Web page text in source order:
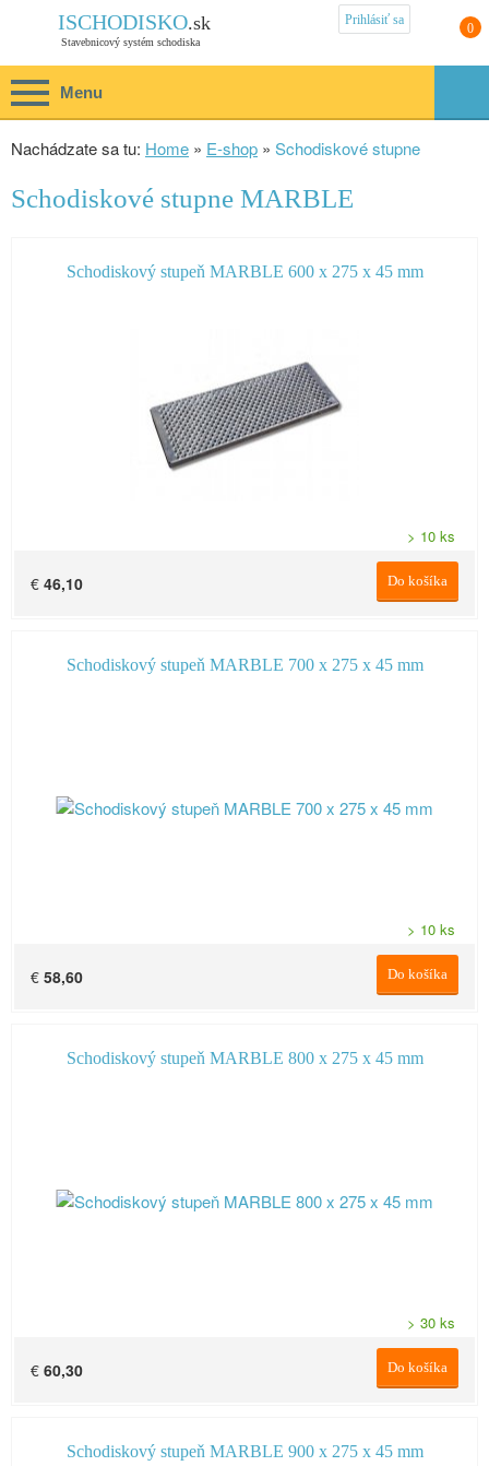
ISCHODISKO Prihlásiť sa
0
Menu
Nachádzate sa tu: Home » E-shop » Schodiskové stupne
Schodiskové stupne MARBLE
Schodiskový stupeň MARBLE 600 x 275 x 45 mm
> 10 ks
Do košíka
€ 46,10
Schodiskový stupeň MARBLE 700 x 275 x 45 mm
> 10 ks
Do košíka
€ 58,60
Schodiskový stupeň MARBLE 800 x 275 x 45 mm
> 30 ks
Do košíka
€ 60,30
Schodiskový stupeň MARBLE 900 x 275 x 45 mm